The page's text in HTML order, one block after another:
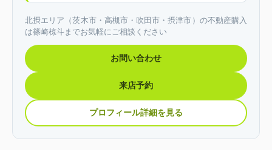
北摂エリア（茨木市・高槻市・吹田市・摂津市）の不動産購入
は篠崎椋斗までお気軽にご相談ください
お問い合わせ
来店予約
プロフィール詳細を見る